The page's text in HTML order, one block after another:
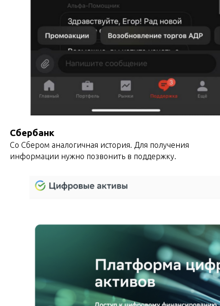
Сбербанк
Со Сбером аналогичная история. Для получения
информации нужно позвонить в поддержку.